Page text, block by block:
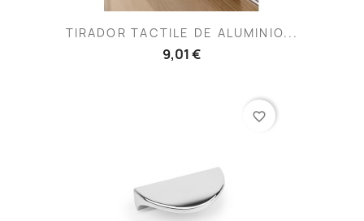
TIRADOR TACTILE DE ALUMINIO...
9,01 €
favorite_border